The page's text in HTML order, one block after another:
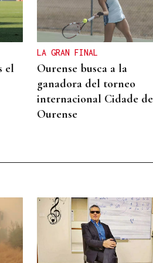
el
LA GRAN FINAL
Ourense busca a la
ganadora del torneo
internacional Cidade de
Ourense